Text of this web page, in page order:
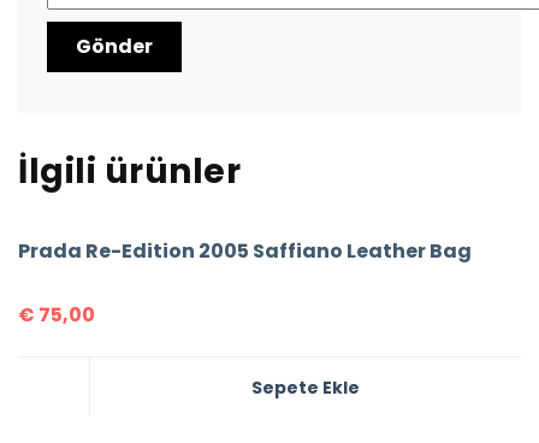
İlgili ürünler
Prada Re-Edition 2005 Saffiano Leather Bag
€ 75,00
Sepete Ekle